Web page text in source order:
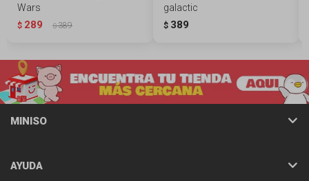
Wars
$ 289 $389
galactic
$ 389
MINISO
AYUDA